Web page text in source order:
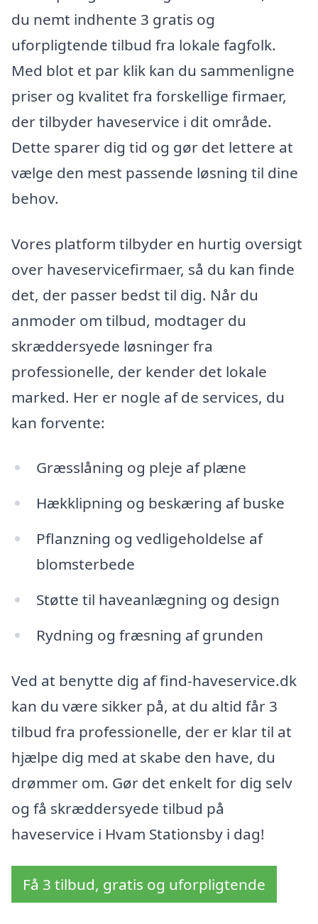
du nemt indhente 3 gratis og
uforpligtende tilbud fra lokale fagfolk.
Med blot et par klik kan du sammenligne
priser og kvalitet fra forskellige firmaer,
der tilbyder haveservice i dit område.
Dette sparer dig tid og gør det lettere at
vælge den mest passende løsning til dine
behov.
Vores platform tilbyder en hurtig oversigt
over haveservicefirmaer, så du kan finde
det, der passer bedst til dig. Når du
anmoder om tilbud, modtager du
skræddersyede løsninger fra
professionelle, der kender det lokale
marked. Her er nogle af de services, du
kan forvente:
Græsslåning og pleje af plæne
Hækklipning og beskæring af buske
Pflanzning og vedligeholdelse af
blomsterbede
Støtte til haveanlægning og design
Rydning og fræsning af grunden
Ved at benytte dig af find-haveservice.dk
kan du være sikker på, at du altid får 3
tilbud fra professionelle, der er klar til at
hjælpe dig med at skabe den have, du
drømmer om. Gør det enkelt for dig selv
og få skræddersyede tilbud på
haveservice i Hvam Stationsby i dag!
Få 3 tilbud, gratis og uforpligtende